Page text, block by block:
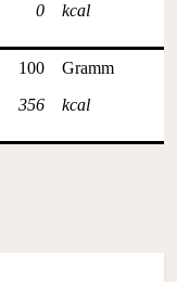
0
kcal
100
356
Gramm
kcal